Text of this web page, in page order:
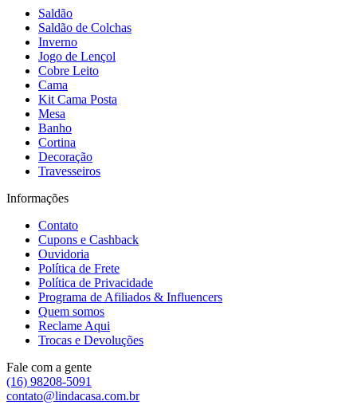
Saldão
Saldão de Colchas
Inverno
Jogo de Lençol
Cobre Leito
Cama
Kit Cama Posta
Mesa
Banho
Cortina
Decoração
Travesseiros
Informações
Contato
Cupons e Cashback
Ouvidoria
Política de Frete
Política de Privacidade
Programa de Afiliados & Influencers
Quem somos
Reclame Aqui
Trocas e Devoluções
Fale com a gente
(16) 98208-5091
contato@lindacasa.com.br